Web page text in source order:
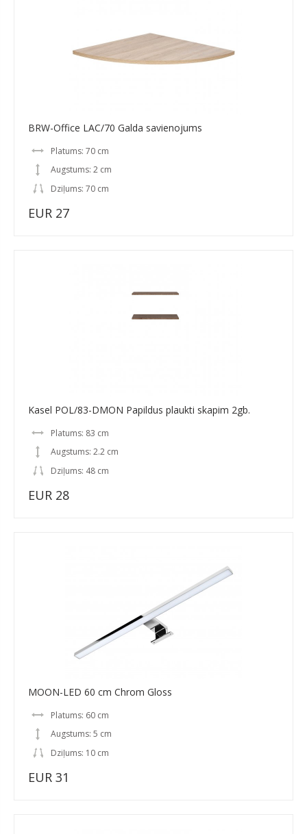
BRW-Office LAC/70 Galda savienojums
Platums: 70 cm
Augstums: 2 cm
Dziļums: 70 cm
EUR 27
Kasel POL/83-DMON Papildus plaukti skapim 2gb.
Platums: 83 cm
Augstums: 2.2 cm
Dziļums: 48 cm
EUR 28
MOON-LED 60 cm Chrom Gloss
Platums: 60 cm
Augstums: 5 cm
Dziļums: 10 cm
EUR 31